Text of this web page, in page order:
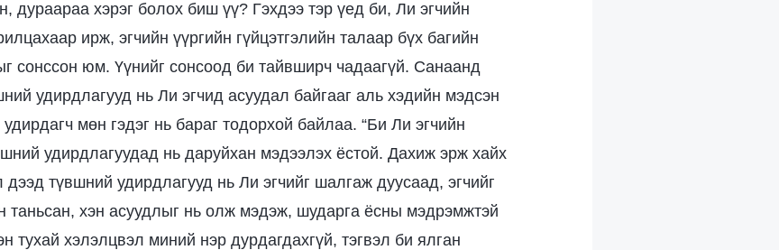
дураараа хэрэг болох биш үү? Гэхдээ тэр үед би, Ли эгчийн
ирж, эгчийн үүргийн гүйцэтгэлийн талаар бүх багийн
сонссон юм. Үүнийг сонсоод би тайвширч чадаагүй. Санаанд
удирдлагууд нь Ли эгчид асуудал байгааг аль хэдийн мэдсэн
мөн гэдэг нь бараг тодорхой байлаа. “Би Ли эгчийн
удирдлагуудад нь даруйхан мэдээлэх ёстой. Дахиж эрж хайх
дээд түвшний удирдлагууд нь Ли эгчийг шалгаж дуусаад, эгчийг
таньсан, хэн асуудлыг нь олж мэдэж, шударга ёсны мэдрэмжтэй
тухай хэлэлцвэл миний нэр дурдагдахгүй, тэгвэл би ялган